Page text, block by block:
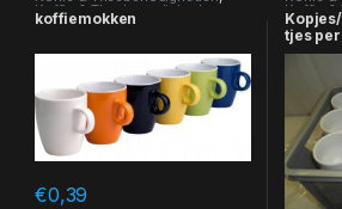
Koffie & Theebenodigheden
koffiemokken
€0,39
Koffie &
tjes